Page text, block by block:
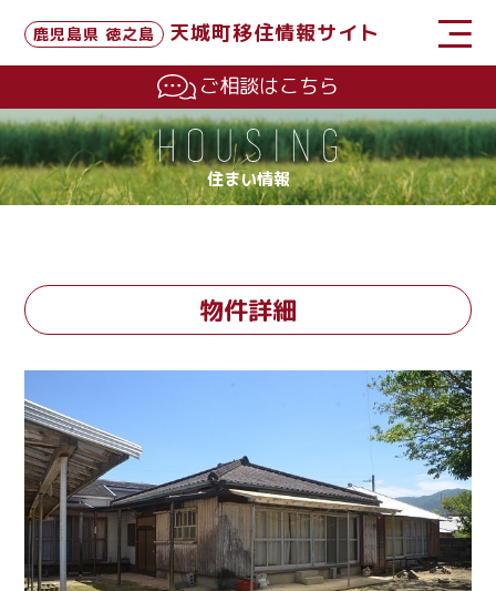
鹿児島県 徳之島
天城町移住情報サイト
ご相談はこちら
住まい情報
物件詳細